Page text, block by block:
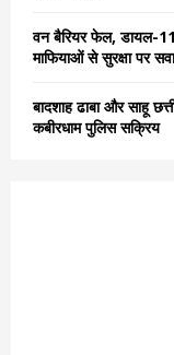
वन बैरियर फेल, डायल-
माफियाओं से सुरक्षा पर
बादशाह ढाबा और साहू
कबीरधाम पुलिस सक्रिय